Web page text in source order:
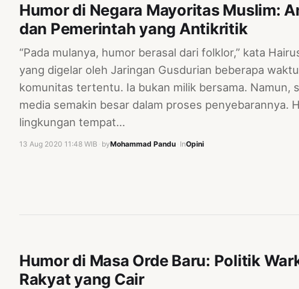
Humor di Negara Mayoritas Muslim:
dan Pemerintah yang Antikritik
“Pada mulanya, humor berasal dari folklor,” kata
yang digelar oleh Jaringan Gusdurian beberapa
komunitas tertentu. Ia bukan milik bersama. Namun,
media semakin besar dalam proses penyebarannya.
lingkungan tempat…
13 Aug 2020 11:48 WIB byMohammad Pandu InOpini
Humor di Masa Orde Baru: Politik
Rakyat yang Cair